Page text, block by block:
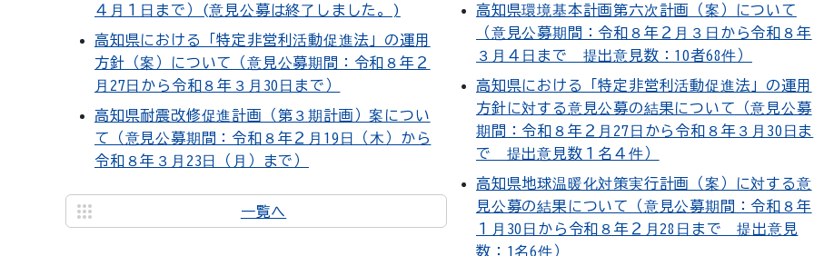
４月１日まで）(意見公募は終了しました。)
高知県における「特定非営利活動促進法」の運用
方針（案）について（意見公募期間：令和８年２
月27日から令和８年３月30日まで）
高知県耐震改修促進計画（第３期計画）案につい
て（意見公募期間：令和８年２月19日（木）から
令和８年３月23日（月）まで）
一覧へ
高知県環境基本計画第六次計画（案）について
（意見公募期間：令和８年２月３日から令和８年
３月４日まで 提出意見数：10者68件）
高知県における「特定非営利活動促進法」の運用
方針に対する意見公募の結果について（意見公募
期間：令和８年２月27日から令和８年３月30日ま
で 提出意見数１名４件）
高知県地球温暖化対策実行計画（案）に対する意
見公募の結果について（意見公募期間：令和８年
１月30日から令和８年２月28日まで 提出意見
数：1名6件）